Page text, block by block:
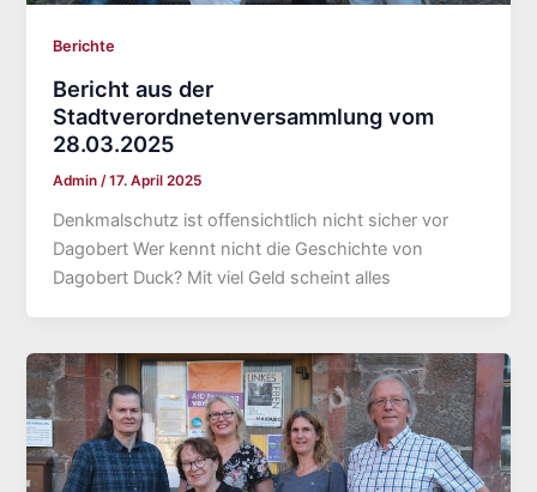
Berichte
Bericht aus der
Stadtverordnetenversammlung vom
28.03.2025
Admin /17. April 2025
Denkmalschutz ist offensichtlich nicht sicher vor
Dagobert Wer kennt nicht die Geschichte von
Dagobert Duck? Mit viel Geld scheint alles